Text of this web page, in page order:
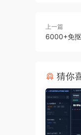
上一篇
6000+免
猜你